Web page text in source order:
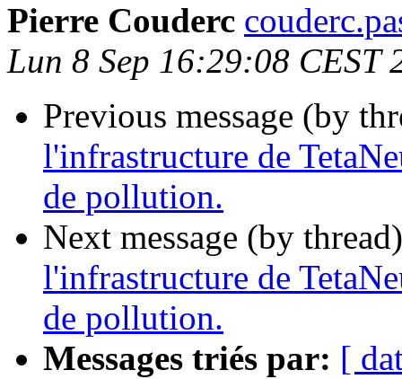
Pierre Couderc
Lun 8 Sep 16:29:08 CEST
Previous message (by
l'infrastructure de
de pollution.
Next message (by
l'infrastructure de
de pollution.
Messages triés par: [